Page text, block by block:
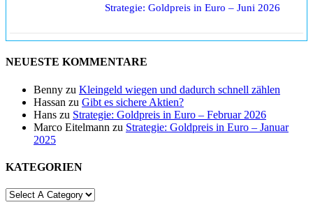
Strategie: Goldpreis in Euro – Juni 2026
NEUESTE KOMMENTARE
Benny zu Kleingeld wiegen und dadurch schnell zählen
Hassan zu Gibt es sichere Aktien?
Hans zu Strategie: Goldpreis in Euro – Februar 2026
Marco Eitelmann zu Strategie: Goldpreis in Euro – Januar
2025
KATEGORIEN